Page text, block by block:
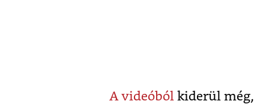
A videóból kiderül még,